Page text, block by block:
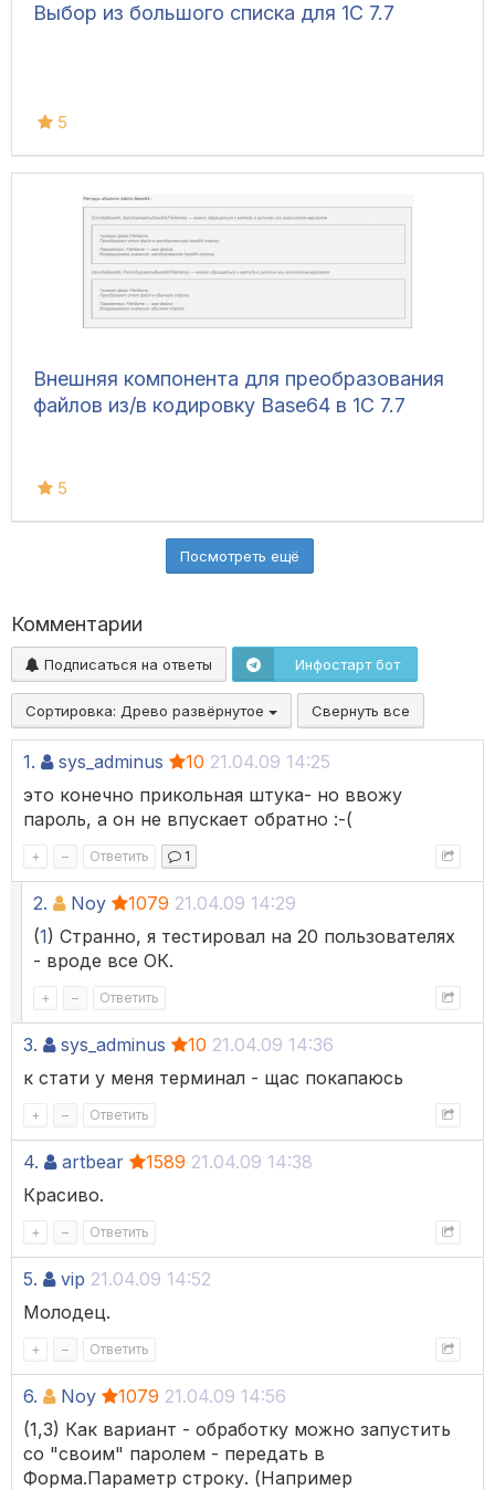
Выбор из большого списка для 1С 7.7
5
Внешняя компонента для преобразования
файлов из/в кодировку Base64 в 1С 7.7
5
Посмотреть ещё
Комментарии
Подписаться на ответы Инфостарт бот
Сортировка: Древо развёрнутое Свернуть все
1. sys_adminus 10 21.04.09 14:25
это конечно прикольная штука- но ввожу
пароль, а он не впускает обратно :-(
+ – Ответить 1
2. Noy 1079 21.04.09 14:29
(1) Странно, я тестировал на 20 пользователях
- вроде все ОК.
+ – Ответить
3. sys_adminus 10 21.04.09 14:36
к стати у меня терминал - щас покапаюсь
+ – Ответить
4. artbear 1589 21.04.09 14:38
Красиво.
+ – Ответить
5. vip 21.04.09 14:52
Молодец.
+ – Ответить
6. Noy 1079 21.04.09 14:56
(1,3) Как вариант - обработку можно запустить
со "своим" паролем - передать в
Форма.Параметр строку. (Например